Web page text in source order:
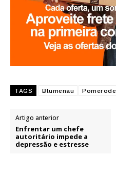
TAGS Blumenau Pomerode
Artigo anterior
Enfrentar um chefe
autoritário impede a
depressão e estresse